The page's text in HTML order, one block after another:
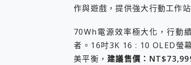
作與遊戲，提供強大行動工作
70Wh電源效率極大化，行動
者。16吋3K 16 : 10 OLED螢
美平衡， 建議售價：